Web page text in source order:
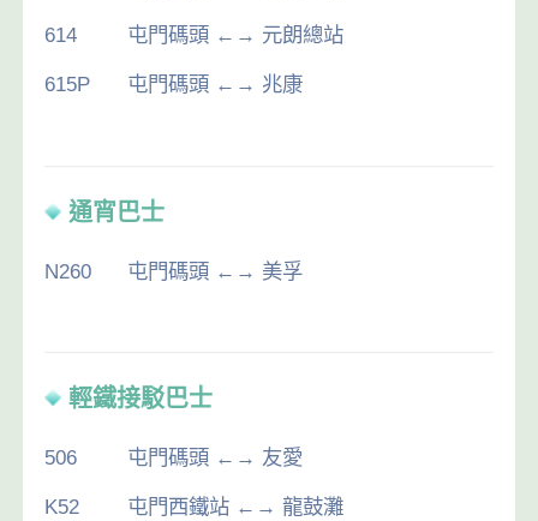
614 屯門碼頭 ←→ 元朗總站
615P 屯門碼頭 ←→ 兆康
通宵巴士
N260 屯門碼頭 ←→ 美孚
輕鐵接駁巴士
506 屯門碼頭 ←→ 友愛
K52 屯門西鐵站 ←→ 龍鼓灘